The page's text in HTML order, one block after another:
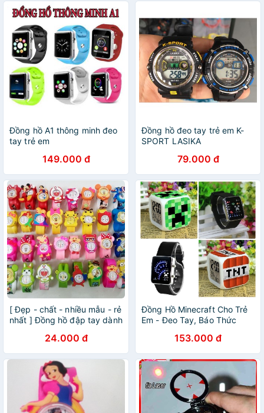
Đồng hồ A1 thông minh đeo
tay trẻ em
149.000 đ
Đồng hồ đeo tay trẻ em K-
SPORT LASIKA
79.000 đ
[ Đẹp - chất - nhiều mẫu - rẻ
nhất ] Đồng hồ đập tay dành
gái) nhiều mẫu mã
24.000 đ
Đồng Hồ Minecraft Cho Trẻ
Em - Đeo Tay, Báo Thức
153.000 đ